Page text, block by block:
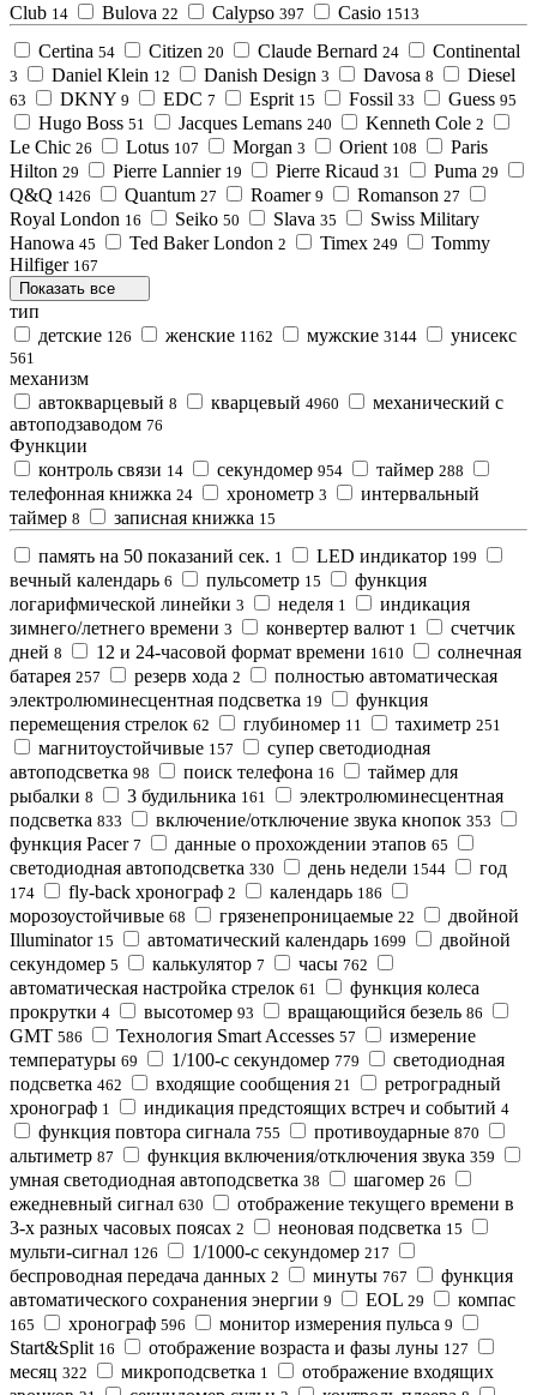
Club 14 Bulova 22 Calypso 397 Casio 1513
Certina 54 Citizen 20 Claude Bernard 24 Continental
3 Daniel Klein 12 Danish Design 3 Davosa 8 Diesel
63 DKNY 9 EDC 7 Esprit 15 Fossil 33 Guess 95
Hugo Boss 51 Jacques Lemans 240 Kenneth Cole 2
Le Chic 26 Lotus 107 Morgan 3 Orient 108
Paris
Hilton 29 Pierre Lannier 19 Pierre Ricaud 31 Puma 29
Q&Q 1426 Quantum 27 Roamer 9 Romanson 27
Royal London 16 Seiko 50 Slava 35
Swiss Military
Hanowa 45 Ted Baker London 2 Timex 249
Tommy
Hilfiger 167
Показать все
тип
детские 126 женские 1162 мужские 3144 унисекс
561
механизм
автокварцевый 8 кварцевый 4960
механический с
автоподзаводом 76
Функции
контроль связи 14 секундомер 954 таймер 288
телефонная книжка 24 хронометр 3
интервальный
таймер 8 записная книжка 15
память на 50 показаний сек. 1 LED индикатор 199
вечный календарь 6 пульсометр 15
функция
логарифмической линейки 3 неделя 1
индикация
зимнего/летнего времени 3 конвертер валют 1
счетчик
дней 8 12 и 24-часовой формат времени 1610
солнечная
батарея 257 резерв хода 2
полностью автоматическая
электролюминесцентная подсветка 19
функция
перемещения стрелок 62 глубиномер 11 тахиметр 251
магнитоустойчивые 157
супер светодиодная
автоподсветка 98 поиск телефона 16
таймер для
рыбалки 8 3 будильника 161
электролюминесцентная
подсветка 833 включение/отключение звука кнопок 353
функция Pacer 7 данные о прохождении этапов 65
светодиодная автоподсветка 330 день недели 1544 год
174 fly-back хронограф 2 календарь 186
морозоустойчивые 68 грязенепроницаемые 22
двойной
Illuminator 15 автоматический календарь 1699
двойной
секундомер 5 калькулятор 7 часы 762
автоматическая настройка стрелок 61
функция колеса
прокрутки 4 высотомер 93 вращающийся безель 86
GMT 586 Технология Smart Accesses 57
измерение
температуры 69 1/100-с секундомер 779
светодиодная
подсветка 462 входящие сообщения 21
ретроградный
хронограф 1 индикация предстоящих встреч и событий 4
функция повтора сигнала 755 противоударные 870
альтиметр 87 функция включения/отключения звука 359
умная светодиодная автоподсветка 38 шагомер 26
ежедневный сигнал 630
отображение текущего времени в
3-х разных часовых поясах 2 неоновая подсветка 15
мульти-сигнал 126 1/1000-с секундомер 217
беспроводная передача данных 2 минуты 767
функция
автоматического сохранения энергии 9 EOL 29 компас
165 хронограф 596 монитор измерения пульса 9
Start&Split 16 отображение возраста и фазы луны 127
месяц 322 микроподсветка 1
отображение входящих